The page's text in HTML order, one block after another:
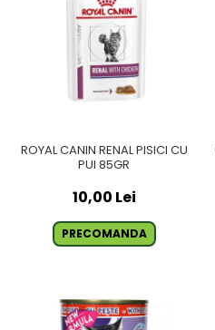
ROYAL CANIN RENAL PISICI CU
PUI 85GR
10,00 Lei
PRECOMANDA